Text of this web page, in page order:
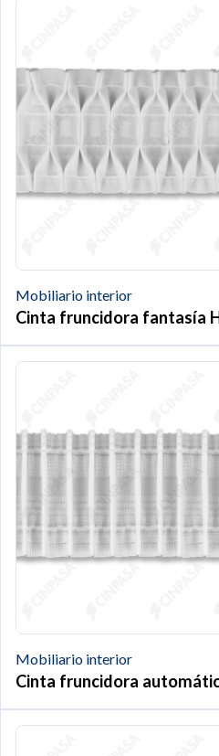
Mobiliario interior
Cinta fruncidora fantasía
Mobiliario interior
Cinta fruncidora